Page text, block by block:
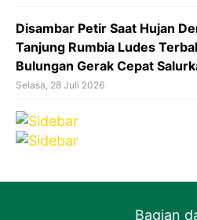
Disambar Petir Saat Hujan
Tanjung Rumbia Ludes
Bulungan Gerak Cepat
Selasa, 28 Juli 2026
Bagian